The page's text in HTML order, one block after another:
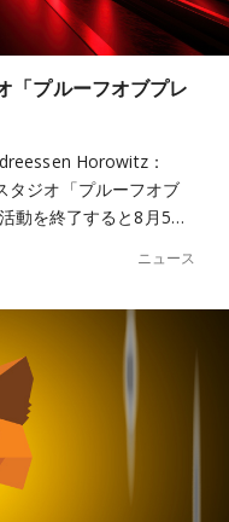
「プルーフオブプレ
Horowitz：
タジオ「プルーフオブ
動を終了すると8月5…
ニュース